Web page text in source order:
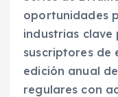
oportunidades
industrias clave
suscriptores de
edición anual
regulares con